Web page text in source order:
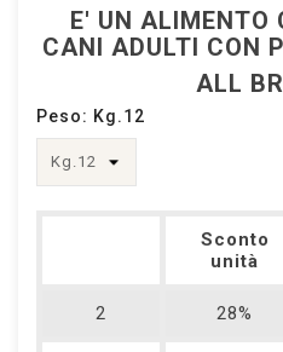
E' UN ALIMENTO
CANI ADULTI CON
ALL
Peso: Kg.12
Sconto
unità
2 28%